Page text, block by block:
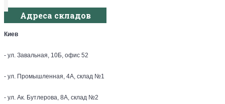
Адреса складов
Киев
- ул. Завальная, 10Б, офис 52
- ул. Промышленная, 4А, склад №1
- ул. Ак. Бутлерова, 8А, склад №2